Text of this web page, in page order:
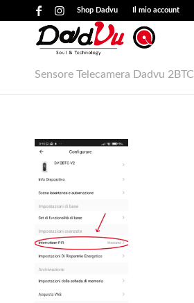
Shop Dadvu Il mio account
Sensore Telecamera Dadvu 2BTC